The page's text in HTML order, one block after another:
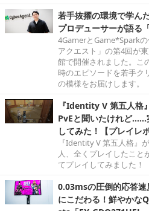
若手抜擢の環境で学
プロデューサーが語る
4GamerとGame*Spark
アクエスト」の第4回が
館で開催されました。こ
時のエピソードを若手ク
の模様をお届けします。
『Identity V 第五人格
PvEと聞いたけれど……
してみた！【プレイレポ
『Identity V 第五人格』
人、全くプレイしたこと
てプレイしてみました！
0.03msの圧倒的応答
にこだわる！鮮やかな